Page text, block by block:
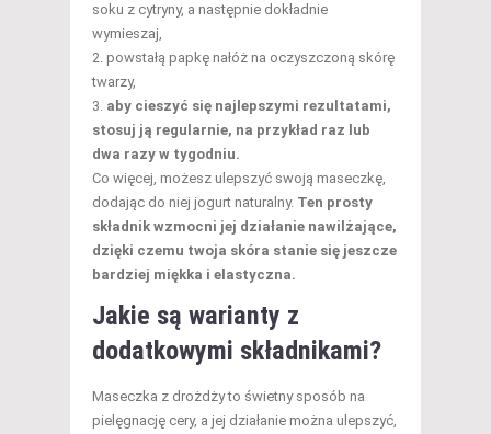
soku z cytryny, a następnie dokładnie
wymieszaj,
powstałą papkę nałóż na oczyszczoną skórę
twarzy,
aby cieszyć się najlepszymi rezultatami,
stosuj ją regularnie, na przykład raz lub
dwa razy w tygodniu.
Co więcej, możesz ulepszyć swoją maseczkę,
dodając do niej jogurt naturalny. Ten prosty
składnik wzmocni jej działanie nawilżające,
dzięki czemu twoja skóra stanie się jeszcze
bardziej miękka i elastyczna.
Jakie są warianty z
dodatkowymi składnikami?
Maseczka z drożdży to świetny sposób na
pielęgnację cery, a jej działanie można ulepszyć,